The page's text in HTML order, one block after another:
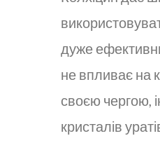
дуже
не впливає на
своєю чергою,
кристалів